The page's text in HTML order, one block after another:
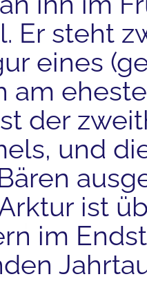
Er steht
eines
am
der
und
ist
im